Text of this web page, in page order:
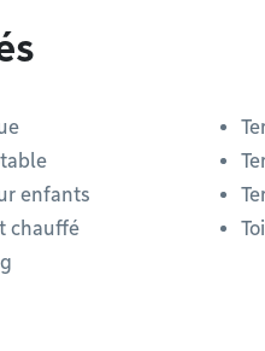
enfants
chauffé